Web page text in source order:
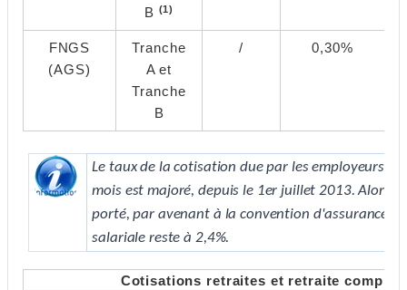
B (1)
FNGS
(AGS)
Tranche
A et
Tranche
B
/ 0,30%
Le taux de la cotisation due par les employeurs à
mois est majoré, depuis le 1er juillet 2013. Alors
porté, par avenant à la convention d'assurance
salariale reste à 2,4%.
Cotisations retraites et retraite